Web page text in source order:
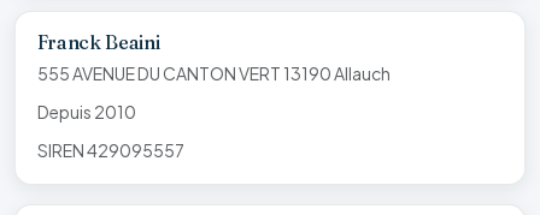
Franck Beaini
555 AVENUE DU CANTON VERT 13190 Allauch
Depuis 2010
SIREN 429095557